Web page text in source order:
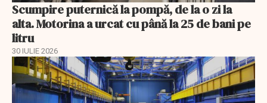
Scumpire puternică la pompă, de la o zi la
alta. Motorina a urcat cu până la 25 de bani pe
litru
30 IULIE 2026